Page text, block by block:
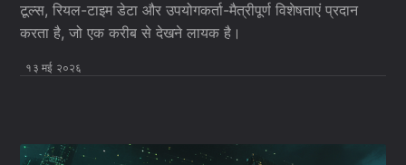
टूल्स, रियल-टाइम डेटा और उपयोगकर्ता-मैत्रीपूर्ण विशेषताएं प्रदान
करता है, जो एक करीब से देखने लायक है।
१३ मई २०२६